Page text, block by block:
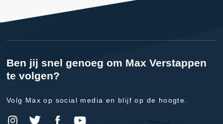
Ben jij snel genoeg om Max Verstappen
te volgen?
Volg Max op social media en blijf op de hoogte.